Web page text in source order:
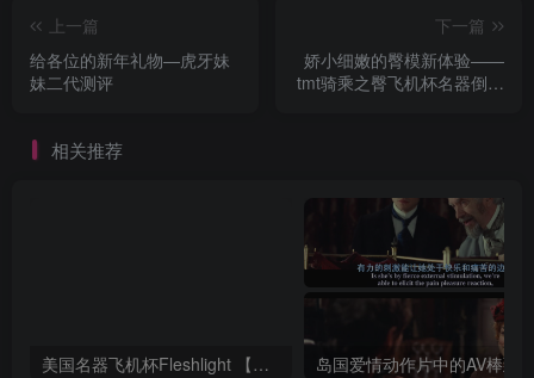
上一篇
给各位的新年礼物—虎牙妹
妹二代测评
下一篇
娇小细嫩的臀模新体验——
tmt骑乘之臀飞机杯名器倒模
相关推荐
美国名器飞机杯Fleshlight 【Quickshot-Vantage 双头飞机杯】完全评测